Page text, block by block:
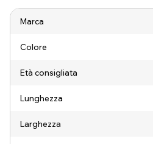
Marca
Colore
Età consigliata
Lunghezza
Larghezza